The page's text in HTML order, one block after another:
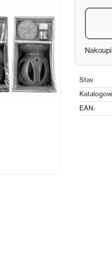
Stav
EAN: